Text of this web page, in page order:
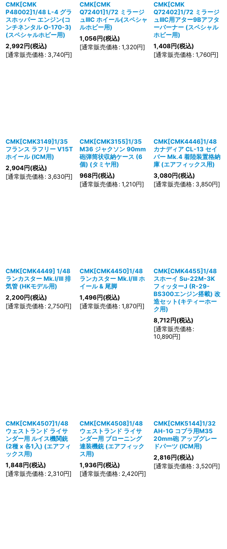
CMK[CMK
P48002]1/48 L-4 グラ
スホッパー エンジン(コ
ンチネンタル O-170-3)
(スペシャルホビー用)
2,992円(税込)
[通常販売価格: 3,740円]
CMK[CMK
Q72401]1/72 ミラージ
ュIIIC ホイール(スペシャ
ルホビー用)
1,056円(税込)
[通常販売価格: 1,320円]
CMK[CMK
Q72402]1/72 ミラージ
ュIIIC用アター9Bアフタ
ーバーナー (スペシャル
ホビー用)
1,408円(税込)
[通常販売価格: 1,760円]
CMK[CMK3149]1/35
フランス ラフリー V15T
ホイール (ICM用)
2,904円(税込)
[通常販売価格: 3,630円]
CMK[CMK3155]1/35
M36 ジャクソン 90mm
砲弾筒状収納ケース (6
個) (タミヤ用)
968円(税込)
[通常販売価格: 1,210円]
CMK[CMK4446]1/48
カナディア CL-13 セイ
バー Mk.4 着陸装置格納
庫 (エアフィックス用)
3,080円(税込)
[通常販売価格: 3,850円]
CMK[CMK4449] 1/48
ランカスター Mk.I/III 排
気管 (HKモデル用)
2,200円(税込)
[通常販売価格: 2,750円]
CMK[CMK4450]1/48
ランカスター Mk.I/III ホ
イール & 尾脚
1,496円(税込)
[通常販売価格: 1,870円]
CMK[CMK4455]1/48
スホーイ Su-22M-3K
フィッターJ (R-29-
BS300エンジン搭載) 改
造セット(キティーホー
ク用)
8,712円(税込)
[通常販売価格:
10,890円]
CMK[CMK4507]1/48
ウェストランド ライサ
ンダー用 ルイス機関銃
(2種 x 各1入) (エアフィ
ックス用)
1,848円(税込)
[通常販売価格: 2,310円]
CMK[CMK4508]1/48
ウェストランド ライサ
ンダー用 ブローニング
連装機銃 (エアフィック
ス用)
1,936円(税込)
[通常販売価格: 2,420円]
CMK[CMK5144]1/32
AH-1G コブラ用M35
20mm砲 アップグレー
ドパーツ (ICM用)
2,816円(税込)
[通常販売価格: 3,520円]